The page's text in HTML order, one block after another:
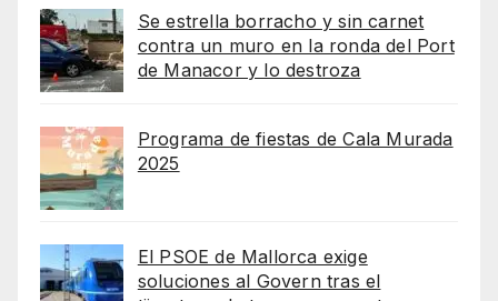
Se estrella borracho y sin carnet
contra un muro en la ronda del Port
de Manacor y lo destroza
Programa de fiestas de Cala Murada
2025
El PSOE de Mallorca exige
soluciones al Govern tras el